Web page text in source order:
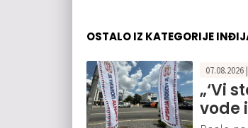
OSTALO IZ KATEGORIJE
07.08.2026
„‘Vi
vode